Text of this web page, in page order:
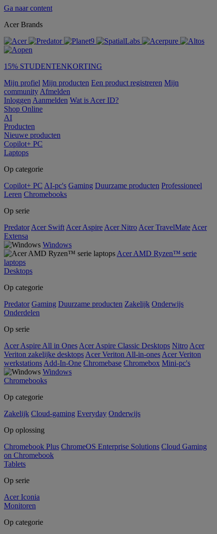
Ga naar content
Acer Brands
15% STUDENTENKORTING
Mijn profiel Mijn producten Een product registreren Mijn
community Afmelden
Inloggen Aanmelden Wat is Acer ID?
Shop Online
AI
Producten
Nieuwe producten
Copilot+ PC
Laptops
Op categorie
Copilot+ PC AI-pc's Gaming Duurzame producten Professioneel
Leren Chromebooks
Op serie
Predator Acer Swift Acer Aspire Acer Nitro Acer TravelMate Acer
Extensa
Windows
Acer AMD Ryzen™ serie
laptops
Desktops
Op categorie
Predator Gaming Duurzame producten Zakelijk Onderwijs
Onderdelen
Op serie
Acer Aspire All in Ones Acer Aspire Classic Desktops Nitro Acer
Veriton zakelijke desktops Acer Veriton All-in-ones Acer Veriton
werkstations Add-In-One Chromebase Chromebox Mini-pc's
Windows
Chromebooks
Op categorie
Zakelijk Cloud-gaming Everyday Onderwijs
Op oplossing
Chromebook Plus ChromeOS Enterprise Solutions Cloud Gaming
on Chromebook
Tablets
Op serie
Acer Iconia
Monitoren
Op categorie